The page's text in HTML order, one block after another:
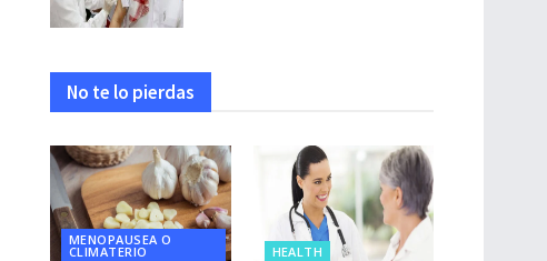
No te lo pierdas
MENOPAUSEA O
CLIMATERIO HEALTH